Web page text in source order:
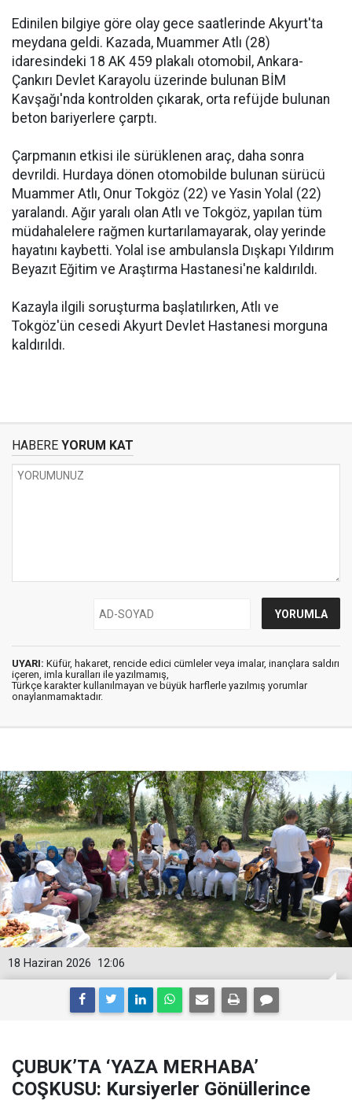
Edinilen bilgiye göre olay gece saatlerinde Akyurt'ta
meydana geldi. Kazada, Muammer Atlı (28)
idaresindeki 18 AK 459 plakalı otomobil, Ankara-
Çankırı Devlet Karayolu üzerinde bulunan BİM
Kavşağı'nda kontrolden çıkarak, orta refüjde bulunan
beton bariyerlere çarptı.
Çarpmanın etkisi ile sürüklenen araç, daha sonra
devrildi. Hurdaya dönen otomobilde bulunan sürücü
Muammer Atlı, Onur Tokgöz (22) ve Yasin Yolal (22)
yaralandı. Ağır yaralı olan Atlı ve Tokgöz, yapılan tüm
müdahalelere rağmen kurtarılamayarak, olay yerinde
hayatını kaybetti. Yolal ise ambulansla Dışkapı Yıldırım
Beyazıt Eğitim ve Araştırma Hastanesi'ne kaldırıldı.
Kazayla ilgili soruşturma başlatılırken, Atlı ve
Tokgöz'ün cesedi Akyurt Devlet Hastanesi morguna
kaldırıldı.
HABERE YORUM KAT
UYARI: Küfür, hakaret, rencide edici cümleler veya imalar, inançlara saldırı
içeren, imla kuralları ile yazılmamış,
Türkçe karakter kullanılmayan ve büyük harflerle yazılmış yorumlar
onaylanmamaktadır.
12:06
18 Haziran 2026
ÇUBUK’TA ‘YAZA MERHABA’
COŞKUSU: Kursiyerler Gönüllerince